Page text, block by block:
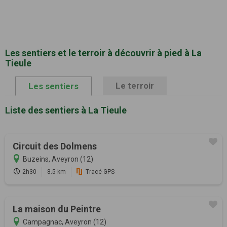
Les sentiers et le terroir à découvrir à pied à La
Tieule
Les sentiers Le terroir
Liste des sentiers à La Tieule
Circuit des Dolmens
Buzeins, Aveyron (12)
2h30 8.5 km Tracé GPS
La maison du Peintre
Campagnac, Aveyron (12)